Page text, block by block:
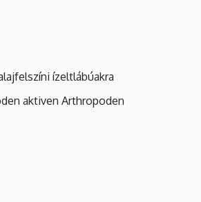
ízeltlábúakra
aktiven Arthropoden